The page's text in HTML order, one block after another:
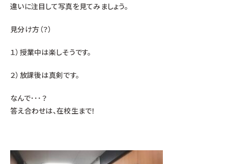
違いに注目して写真を見てみましょう。
見分け方（？）
１）授業中は楽しそうです。
２）放課後は真剣です。
なんで･･･？
答え合わせは、在校生まで！